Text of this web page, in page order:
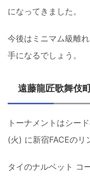
になってきました。
今後はミニマム級離
手になるでしょう。
遠藤龍匠歌舞伎
トーナメントはシー
(火) に新宿FACEのリ
タイのナルベット コ